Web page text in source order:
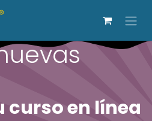
curso en línea